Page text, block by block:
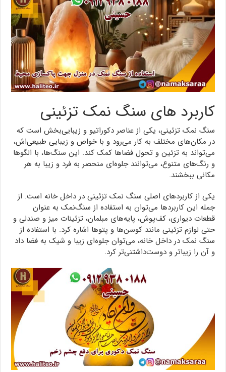
کاربرد های سنگ نمک تزئینی
سنگ نمک تزئینی، یکی از عناصر دکوراتیو و زیبایی‌بخش است که
در مکان‌های مختلف به کار می‌رود و با خواص و زیبایی طبیعی‌اش،
می‌تواند به تزئین و تحول فضاها کمک کند. این سنگ‌ها، با الگوها
و رنگ‌های متنوع، می‌توانند جلوه‌ای منحصر به فرد و زیبا به هر
مکانی ببخشند.
یکی از کاربردهای اصلی سنگ نمک تزئینی در داخل خانه است. از
جمله این کاربردها می‌توان به استفاده از سنگ‌نمک به عنوان
قطعات دیواری، کف‌پوش، پایه‌های مبلمان، تزئینات میز و صندلی و
حتی لوازم تزئینی مانند کوسن‌ها و پتوها اشاره کرد. با استفاده از
سنگ نمک در داخل خانه، می‌توان جلوه‌ای زیبا و شیک به فضا داد
و آن را زیباتر و دوست‌داشتنی‌تر کرد.